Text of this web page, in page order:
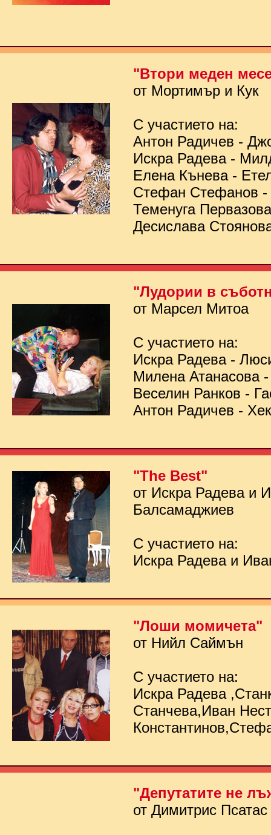
"Втори меден
от Мортимър и Кук
С участието на:
Антон Радичев -
Искра Радева -
Елена Кънева -
Стефан Стефанов
Теменуга
Десислава
"Лудории в
от Марсел Митоа
С участието на:
Искра Радева -
Милена Атанасова
Веселин Ранков -
Антон Радичев -
"The Best"
от Искра Радева и
Балсамаджиев
С участието на:
Искра Радева и
"Лоши момичета"
от Нийл Саймън
С участието на:
Искра Радева
Станчева,Иван
"Депутатите не
от Димитрис Псатас